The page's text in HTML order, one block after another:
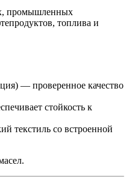
промышленных
топлива и
— проверенное качество
стойкость к
текстиль со встроенной